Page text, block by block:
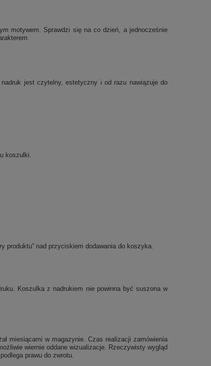
motywem. Sprawdzi się na co dzień, a jednocześnie
nadruk jest czytelny, estetyczny i od razu nawiązuje do
koszulki.
produktu” nad przyciskiem dodawania do koszyka.
Koszulka z nadrukiem nie powinna być suszona w
miesiącami w magazynie. Czas realizacji zamówienia
wiernie oddane wizualizacje. Rzeczywisty wygląd
prawu do zwrotu.